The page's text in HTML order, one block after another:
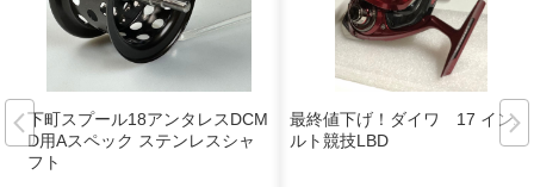
下町スプール18アンタレスDCM
D用Aスペック ステンレスシャ
フト
最終値下げ！ダイワ 17 インパ
ルト競技LBD